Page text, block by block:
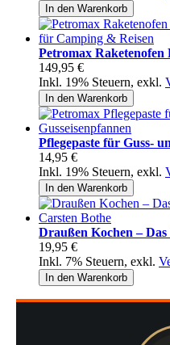
In den Warenkorb
Petromax Raketenofen
149,95 €
Inkl. 19% Steuern, exkl.
In den Warenkorb
Pflegepaste für Guss-
14,95 €
Inkl. 19% Steuern, exkl.
In den Warenkorb
Draußen Kochen –
19,95 €
Inkl. 7% Steuern, exkl.
In den Warenkorb